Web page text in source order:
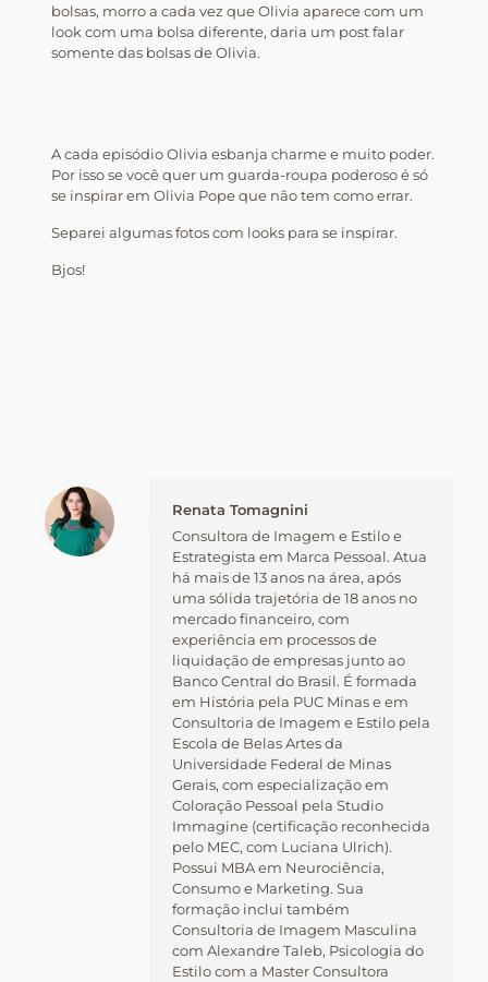
bolsas, morro a cada vez que Olivia aparece com um
look com uma bolsa diferente, daria um post falar
somente das bolsas de Olivia.
A cada episódio Olivia esbanja charme e muito poder.
Por isso se você quer um guarda-roupa poderoso é só
se inspirar em Olivia Pope que não tem como errar.
Separei algumas fotos com looks para se inspirar.
Bjos!
Renata Tomagnini
Consultora de Imagem e Estilo e
Estrategista em Marca Pessoal. Atua
há mais de 13 anos na área, após
uma sólida trajetória de 18 anos no
mercado financeiro, com
experiência em processos de
liquidação de empresas junto ao
Banco Central do Brasil. É formada
em História pela PUC Minas e em
Consultoria de Imagem e Estilo pela
Escola de Belas Artes da
Universidade Federal de Minas
Gerais, com especialização em
Coloração Pessoal pela Studio
Immagine (certificação reconhecida
pelo MEC, com Luciana Ulrich).
Possui MBA em Neurociência,
Consumo e Marketing. Sua
formação inclui também
Consultoria de Imagem Masculina
com Alexandre Taleb, Psicologia do
Estilo com a Master Consultora